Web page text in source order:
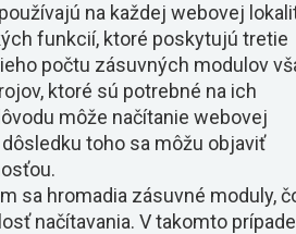
na každej webovej
funkcií, ktoré poskytujú tretie
počtu zásuvných modulov
ktoré sú potrebné na ich
môže načítanie webovej
dôsledku toho sa môžu objaviť
sa hromadia zásuvné moduly,
načítavania. V takomto prípade